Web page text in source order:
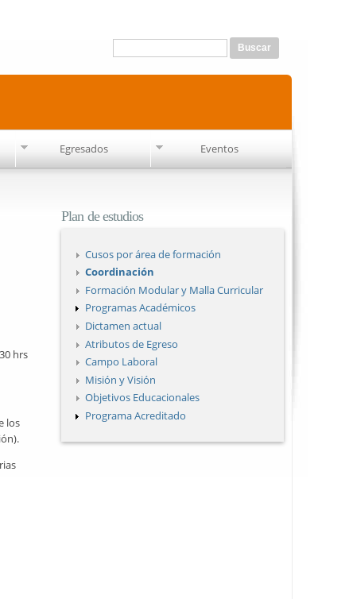
Egresados Eventos
hrs
los
Plan de estudios
Cusos por área de formación
Coordinación
Formación Modular y Malla Curricular
Programas Académicos
Dictamen actual
Atributos de Egreso
Campo Laboral
Misión y Visión
Objetivos Educacionales
Programa Acreditado